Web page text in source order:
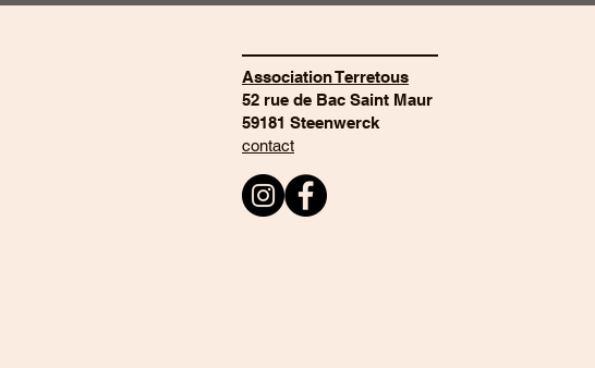
————————————
Association Terretous
52 rue de Bac Saint Maur
59181 Steenwerck​​
contact